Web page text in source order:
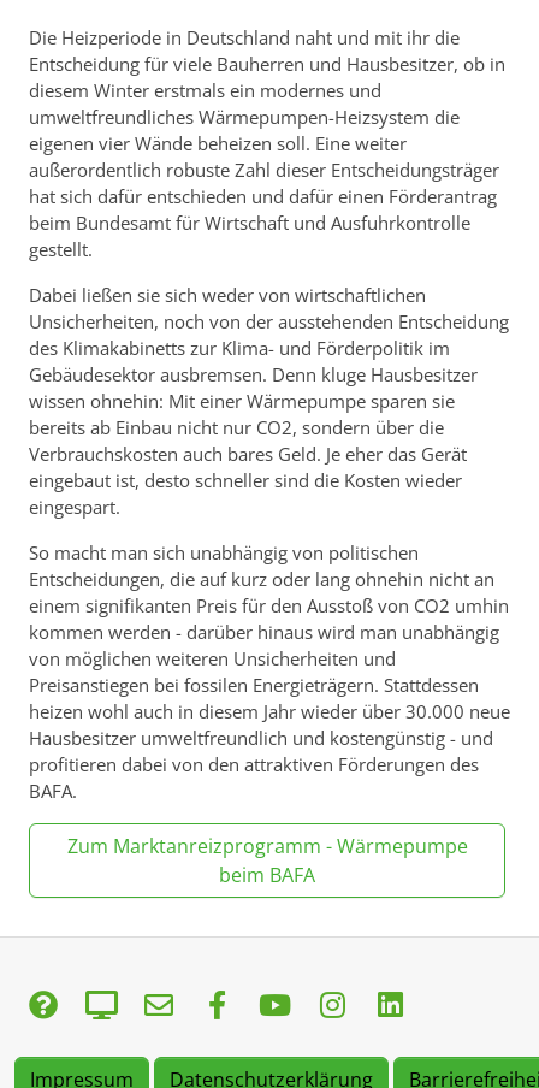
Die Heizperiode in Deutschland naht und mit ihr die
Entscheidung für viele Bauherren und Hausbesitzer, ob in
diesem Winter erstmals ein modernes und
umweltfreundliches Wärmepumpen-Heizsystem die
eigenen vier Wände beheizen soll. Eine weiter
außerordentlich robuste Zahl dieser Entscheidungsträger
hat sich dafür entschieden und dafür einen Förderantrag
beim Bundesamt für Wirtschaft und Ausfuhrkontrolle
gestellt.
Dabei ließen sie sich weder von wirtschaftlichen
Unsicherheiten, noch von der ausstehenden Entscheidung
des Klimakabinetts zur Klima- und Förderpolitik im
Gebäudesektor ausbremsen. Denn kluge Hausbesitzer
wissen ohnehin: Mit einer Wärmepumpe sparen sie
bereits ab Einbau nicht nur CO2, sondern über die
Verbrauchskosten auch bares Geld. Je eher das Gerät
eingebaut ist, desto schneller sind die Kosten wieder
eingespart.
So macht man sich unabhängig von politischen
Entscheidungen, die auf kurz oder lang ohnehin nicht an
einem signifikanten Preis für den Ausstoß von CO2 umhin
kommen werden - darüber hinaus wird man unabhängig
von möglichen weiteren Unsicherheiten und
Preisanstiegen bei fossilen Energieträgern. Stattdessen
heizen wohl auch in diesem Jahr wieder über 30.000 neue
Hausbesitzer umweltfreundlich und kostengünstig - und
profitieren dabei von den attraktiven Förderungen des
BAFA.
Zum Marktanreizprogramm - Wärmepumpe
beim BAFA
Impressum Datenschutzerklärung